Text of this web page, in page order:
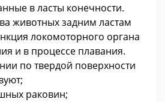
в ласты конечности.
животных задним ластам
локомоторного органа
и в процессе плавания.
по твердой поверхности
раковин;